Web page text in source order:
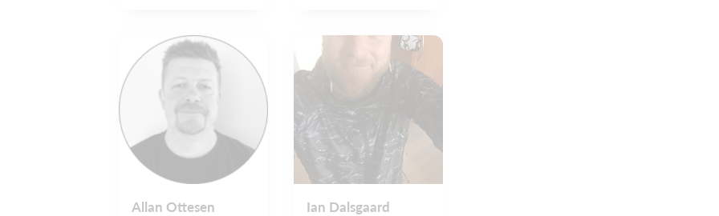
Allan Ottesen
Ian Dalsgaard